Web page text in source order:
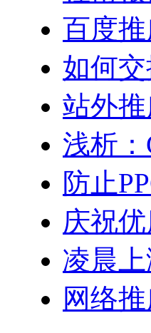
百度
如何
站外
浅析
防止
庆祝
凌晨
网络